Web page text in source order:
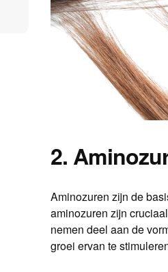
2.
Aminozuren zijn de
aminozuren zijn
nemen deel aan de
groei ervan te